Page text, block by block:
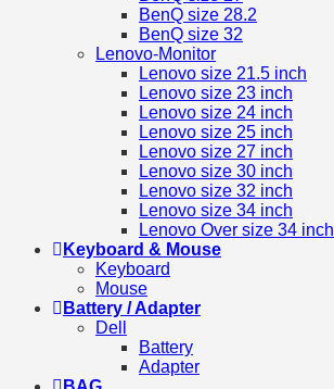
BenQ size 28.2
BenQ size 32
Lenovo-Monitor
Lenovo size 21.5 inch
Lenovo size 23 inch
Lenovo size 24 inch
Lenovo size 25 inch
Lenovo size 27 inch
Lenovo size 30 inch
Lenovo size 32 inch
Lenovo size 34 inch
Lenovo Over size 34 inch
Keyboard & Mouse
Keyboard
Mouse
Battery / Adapter
Dell
Battery
Adapter